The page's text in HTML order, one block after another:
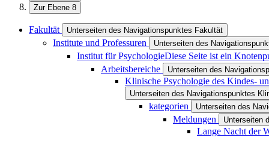
Zur Ebene 8
Fakultät Unterseiten des Navigationspunktes Fakultät
Institute und Professuren Unterseiten des
Institut für PsychologieDiese Seite ist ein
Arbeitsbereiche
Unterseiten des
Klinische Psychologie des Kindes-
Unterseiten des Navigationspunktes
kategorien Unterseiten des
Meldungen Unterseiten
Lange Nacht der